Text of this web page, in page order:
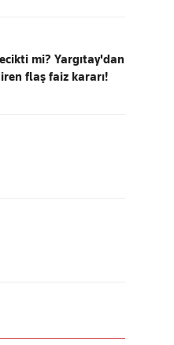
mi? Yargıtay'dan
flaş faiz kararı!